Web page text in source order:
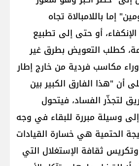
إما باللامبالاة تجاه
الإنكفاء، أو حتى إلى تطبيع
كطلب التعويض بطرق غير
مكاسب فردية من خارج إطار
أن "هذا الفارق الكبير بين
لتجذّر الفساد، فيتحول
إلى وسيلة مبررة للبقاء في وجه
الحتمية هي خسارة القيادات
وتكريس ثقافة الإستغلال التي